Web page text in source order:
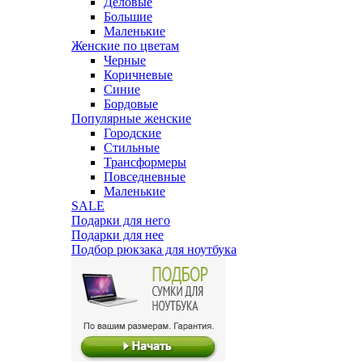
Большие
Маленькие
Женские по цветам
Черные
Коричневые
Синие
Бордовые
Популярные женские
Городские
Стильные
Трансформеры
Повседневные
Маленькие
SALE
Подарки для него
Подарки для нее
Подбор рюкзака для ноутбука